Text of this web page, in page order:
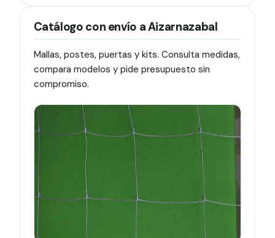
Catálogo con envío a Aizarnazabal
Mallas, postes, puertas y kits. Consulta medidas,
compara modelos y pide presupuesto sin
compromiso.